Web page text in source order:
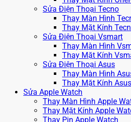
Sửa Điện Thoại Tecno
Thay Màn Hình
Thay Mặt Kính
Sửa Điện Thoại Vsmart
Thay Màn Hình
Thay Mặt Kính
Sửa Điện Thoại Asus
Thay Màn Hình
Thay Mặt Kính Asus
Sửa Apple Watch
Thay Màn Hình Apple
Thay Mặt Kính Apple
Thay Pin Apple Watch